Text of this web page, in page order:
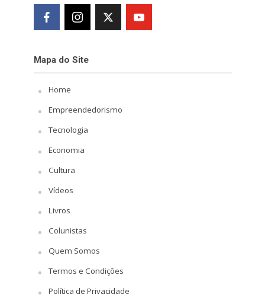
Mapa do Site
Home
Empreendedorismo
Tecnologia
Economia
Cultura
Vídeos
Livros
Colunistas
Quem Somos
Termos e Condições
Política de Privacidade